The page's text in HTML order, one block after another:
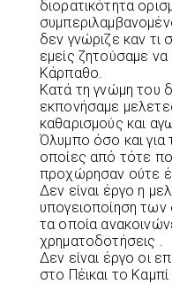
διορατικότητα
δεν γνώριζε καν τι
εμείς ζητούσαμε να
Κάρπαθο.
Κατά τη γνώμη του
εκπονήσαμε
καθαρισμούς και
Όλυμπο όσο και για
οποίες από τότε
προχώρησαν ούτε
Δεν είναι έργο η
υπογειοποίηση των
τα οποία
χρηματοδοτήσεις .
Δεν είναι έργο οι
στο Πέικαι το